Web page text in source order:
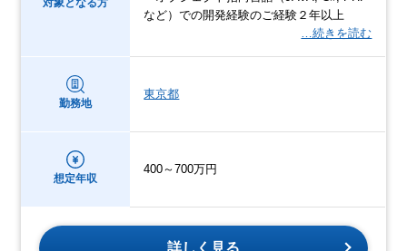
など）での開発経験のご経験２年以上
…続きを読む
勤務地
東京都
想定年収
400～700万円
詳しく見る